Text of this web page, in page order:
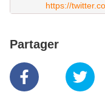
https://
Partager